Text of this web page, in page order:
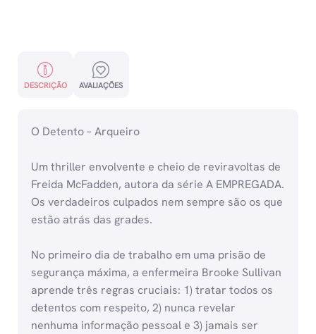
DESCRIÇÃO AVALIAÇÕES
O Detento – Arqueiro
Um thriller envolvente e cheio de reviravoltas de
Freida McFadden, autora da série A EMPREGADA.
Os verdadeiros culpados nem sempre são os que
estão atrás das grades.
No primeiro dia de trabalho em uma prisão de
segurança máxima, a enfermeira Brooke Sullivan
aprende três regras cruciais: 1) tratar todos os
detentos com respeito, 2) nunca revelar
nenhuma informação pessoal e 3) jamais ser